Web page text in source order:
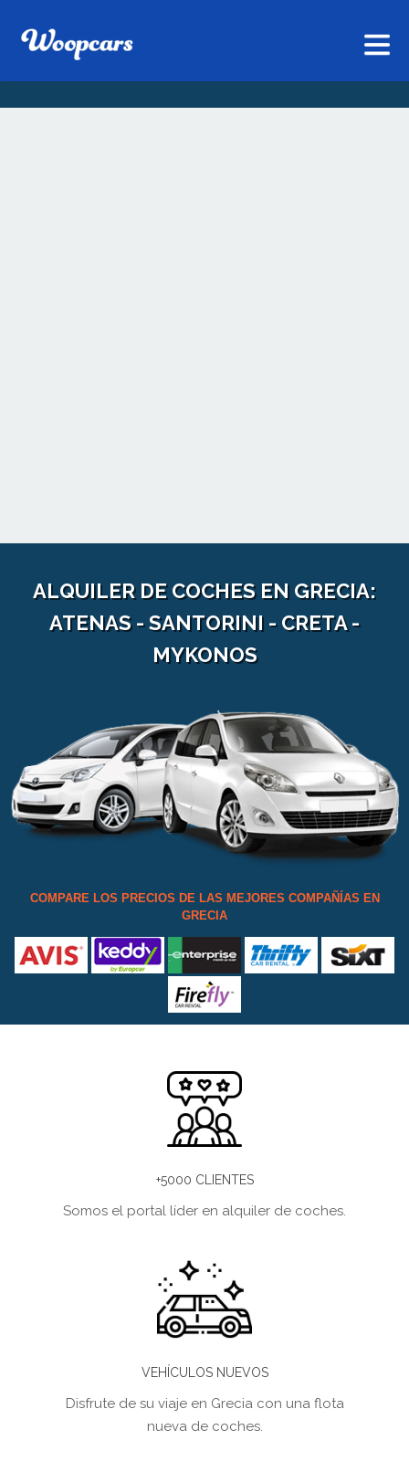
ALQUILER DE COCHES EN GRECIA:
ATENAS - SANTORINI - CRETA -
MYKONOS
COMPARE LOS PRECIOS DE LAS MEJORES COMPAÑÍAS EN
GRECIA
+5000 CLIENTES
Somos el portal líder en alquiler de coches.
VEHÍCULOS NUEVOS
Disfrute de su viaje en Grecia con una flota
nueva de coches.